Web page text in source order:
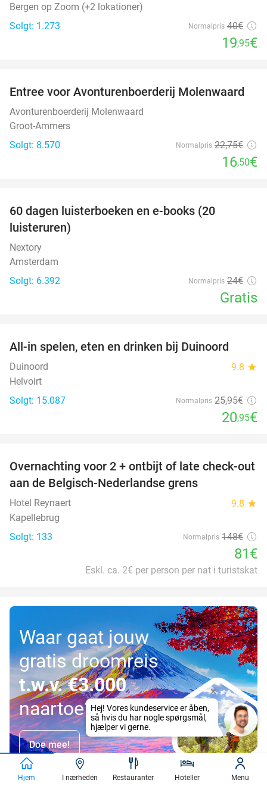
Bergen op Zoom (+2 lokationer)
Solgt: 1.273
Normalpris 40€
19,95€
27%
Entree voor Avonturenboerderij Molenwaard
Avonturenboerderij Molenwaard
Groot-Ammers
Solgt: 8.570
Normalpris 22,75€
16,50€
60 dagen luisterboeken en e-books (20
luisteruren)
Nextory
Amsterdam
Solgt: 6.392
Normalpris 24€
Gratis
All-in spelen, eten en drinken bij Duinoord
Duinoord 9.8 star
Helvoirt
Solgt: 15.087
Normalpris 25,95€
20,95€
45%
Overnachting voor 2 + ontbijt of late check-out
aan de Belgisch-Nederlandse grens
Hotel Reynaert 9.8 star
Kapellebrug
Solgt: 133
Normalpris 148€
81€
Eskl. ca. 2€ per person per nat i turistskat
Waar gaat jouw
gratis droomreis
t.w.v. €3.000
naartoe?
Doe mee!
Hjem I nærheden Restauranter Hoteller Menu